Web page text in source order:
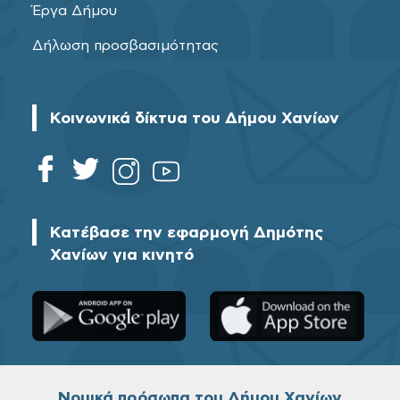
Έργα Δήμου
Δήλωση προσβασιμότητας
Κοινωνικά δίκτυα του Δήμου Χανίων
Κατέβασε την εφαρμογή Δημότης
Χανίων για κινητό